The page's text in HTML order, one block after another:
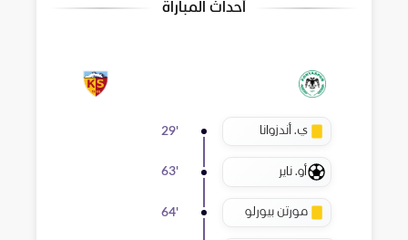
أحداث المباراة
ي. أندزوانا 29'
أو. ناير 63'
مورتن بيورلو 64'